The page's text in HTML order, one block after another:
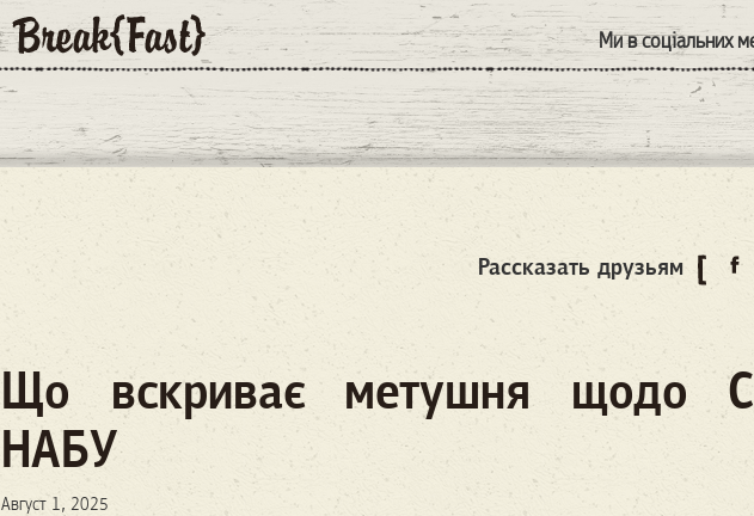
Ми в соціальних
Рассказать друзьям
Що вскриває метушня щодо
НАБУ
Август 1, 2025